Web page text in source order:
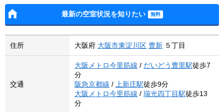
最新の空室状況を知りたい
住所 大阪府 大阪市東淀川区 豊新 ５丁目
交通
大阪メトロ今里筋線 / だいどう豊里駅徒歩7
分
阪急京都線 / 上新庄駅徒歩9分
大阪メトロ今里筋線 / 瑞光四丁目駅徒歩13
分